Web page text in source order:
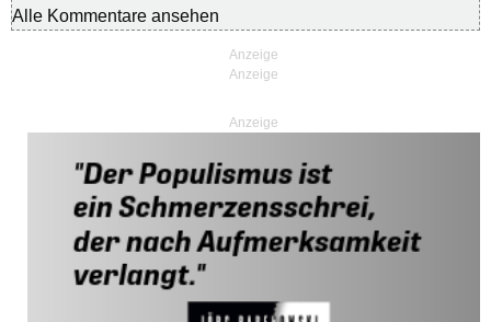
Alle Kommentare ansehen
Anzeige